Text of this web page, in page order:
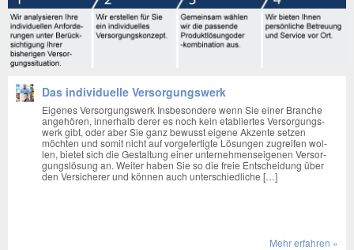
Das individuelle Versorgungswerk
Eige­nes Ver­sor­gungs­werk Ins­be­son­de­re wenn Sie einer Bran­che
ange­hö­ren, inner­halb derer es noch kein eta­blier­tes Ver­sor­gungs­
werk gibt, oder aber Sie ganz bewusst eige­ne Akzen­te set­zen
möch­ten und somit nicht auf vor­ge­fer­tig­te Lösun­gen zugrei­fen wol­
len, bie­tet sich die Gestal­tung einer unter­neh­mens­ei­ge­nen Ver­sor­
gungs­lö­sung an. Wei­ter haben Sie so die freie Ent­schei­dung über
den Ver­si­che­rer und kön­nen auch unter­schied­li­che […]
Mehr erfah­ren »